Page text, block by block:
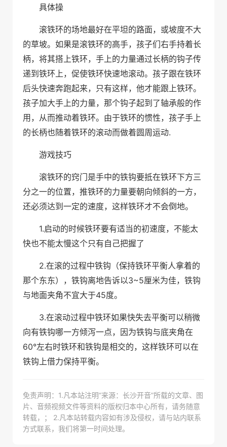
具体操
滚铁环的场地最好在平坦的路面，或坡度不大
的草坡。如果是滚铁环的高手，孩子们右手持着长
柄，将其搭上铁环，手上的力量通过长柄的钩子传
递到铁环上，促使铁环快速地滚动。孩子跟在铁环
后头快速奔跑起来，只有这样，他才能跟上铁环。
孩子加大手上的力量，那个钩子起到了轴承般的作
用，从而推动着铁环。由于铁环的惯性，孩子手上
的长柄也随着铁环的滚动而做着圆周运动.
游戏技巧
滚铁环的窍门是手中的铁钩要抵在铁环下方三
分之一的位置，推铁环的力量要朝向倾斜的一方，
还必须达到一定的速度，这样铁环才不会倒地。
1.启动的时候铁环要有适当的初速度，不能太
快也不能太慢这个只有自己把握了
2.在滚的过程中铁钩（保持铁环平衡人拿着的
那个东东），铁钩离地告诉以3~5厘米为佳，铁钩
与地面夹角不宜大于45度。
3.在滚动过程中铁环如果快失去平衡可以稍微
向有铁钩哪一方倾泻一点，因为铁钩与底夹角在
60°左右时铁环和铁钩是相交的，这样铁环可以在
铁钩上借力保持平衡。
免责声明：1.凡本站注明“来源：长沙开音”所载的文章、图
片、音频视频文件等资料的版权归本中心所有，请务随意
转载，； 2.凡本站转载内容如有涉及侵权，请与站内联系
方式联系，我们将第一时间处理。